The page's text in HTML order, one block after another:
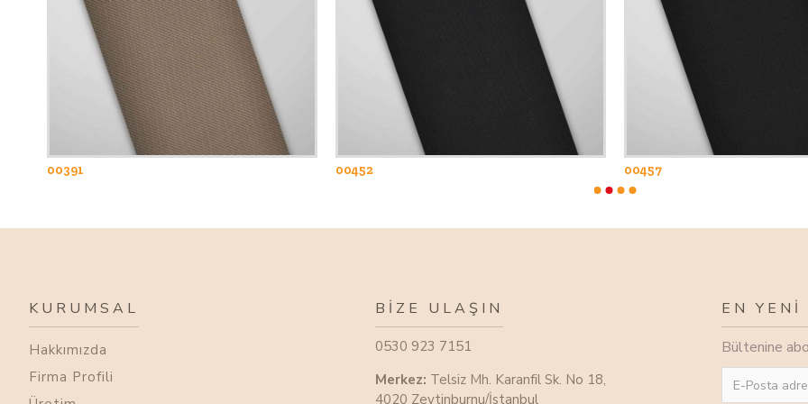
00391 00452 00457
KURUMSAL
Hakkımızda
Firma Profili
BIZE ULAŞIN
0530 923 7151
Merkez: Telsiz Mh. Karanfil Sk. No 18,
4020 Zeytinburnu/İstanbul
EN YENİ
Bültenine